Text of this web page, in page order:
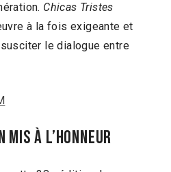
Chicas Tristes
à la fois exigeante et
le dialogue entre
À L’HONNEUR